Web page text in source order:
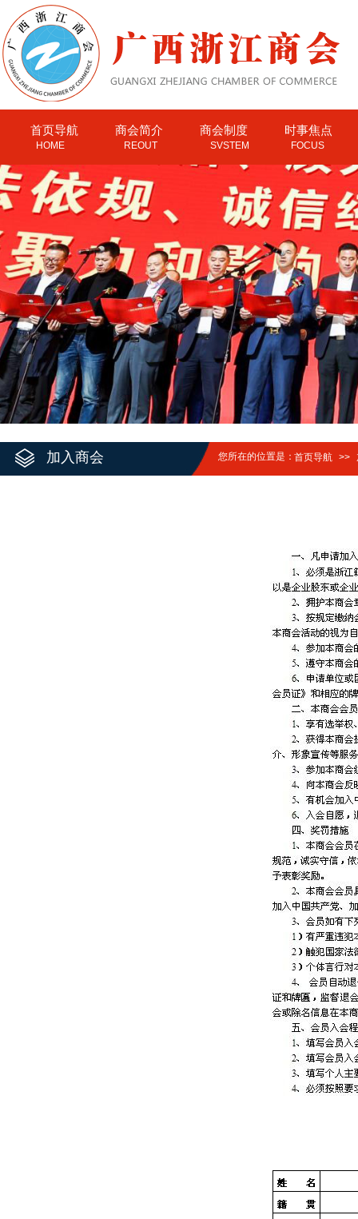
首页导航 商会简介 商会制度 时事焦点
HOME REOUT SVSTEM FOCUS
加入商会 您所在的位置是：首页导航 >>